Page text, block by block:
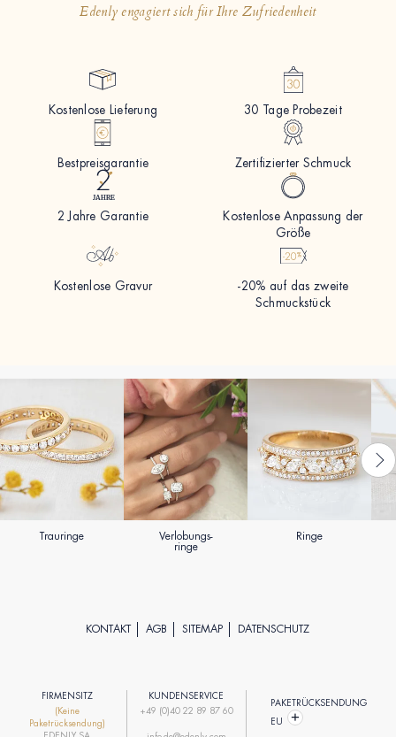
Edenly engagiert sich für Ihre Zufriedenheit
Kostenlose Lieferung 30 Tage Probezeit
Bestpreisgarantie Zertifizierter Schmuck
2 Jahre Garantie
Kostenlose Anpassung der
Größe
Kostenlose Gravur
-20% auf das zweite
Schmuckstück
Trauringe Verlobungs-
ringe
Ringe
KONTAKT AGB SITEMAP DATENSCHUTZ
FIRMENSITZ
(Keine
Paketrücksendung)
KUNDENSERVICE
+49 (0)40 22 89 87 60
PAKETRÜCKSENDUNG
EU